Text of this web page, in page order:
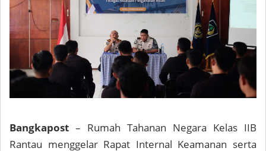
Bangkapost – Rumah Tahanan Negara Kelas IIB
Rantau menggelar Rapat Internal Keamanan serta